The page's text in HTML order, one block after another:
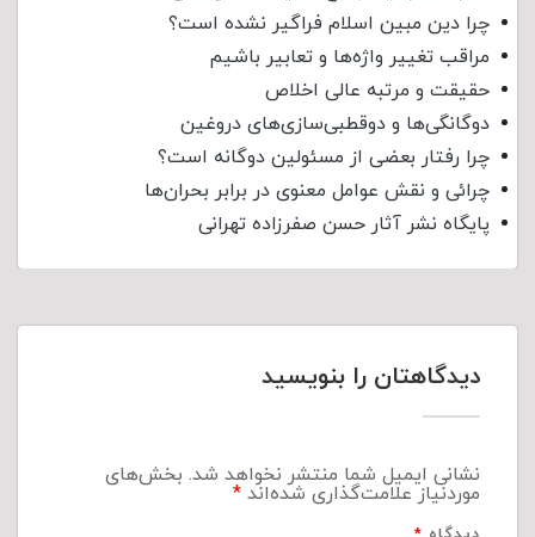
چرا دین مبین اسلام فراگیر نشده است؟
مراقب تغییر واژه‌ها و تعابیر باشیم
حقیقت و مرتبه عالی اخلاص
دوگانگی‌ها و دوقطبی‌سازی‌های دروغین
چرا رفتار بعضی از مسئولین دوگانه است؟
چرائی و نقش عوامل معنوی در برابر بحران‌ها
پایگاه نشر آثار حسن صفرزاده تهرانی
دیدگاهتان را بنویسید
نشانی ایمیل شما منتشر نخواهد شد. بخش‌های
موردنیاز علامت‌گذاری شده‌اند*